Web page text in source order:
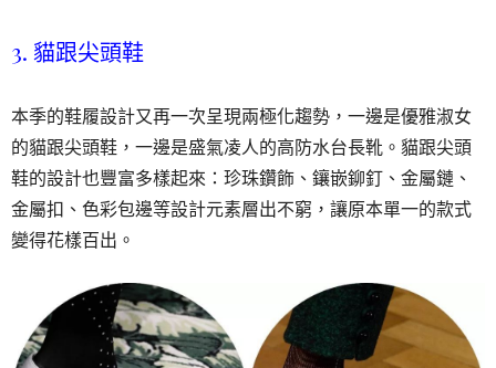
3. 貓跟尖頭鞋
本季的鞋履設計又再一次呈現兩極化趨勢，一邊是優雅淑女
的貓跟尖頭鞋，一邊是盛氣凌人的高防水台長靴。貓跟尖頭
鞋的設計也豐富多樣起來：珍珠鑽飾、鑲嵌鉚釘、金屬鏈、
金屬扣、色彩包邊等設計元素層出不窮，讓原本單一的款式
變得花樣百出。